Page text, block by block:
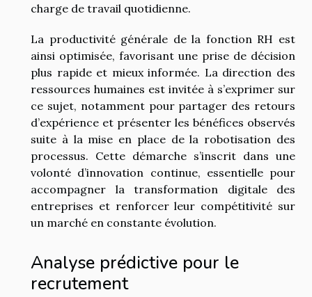
charge de travail quotidienne.
La productivité générale de la fonction RH est
ainsi optimisée, favorisant une prise de décision
plus rapide et mieux informée. La direction des
ressources humaines est invitée à s’exprimer sur
ce sujet, notamment pour partager des retours
d’expérience et présenter les bénéfices observés
suite à la mise en place de la robotisation des
processus. Cette démarche s’inscrit dans une
volonté d’innovation continue, essentielle pour
accompagner la transformation digitale des
entreprises et renforcer leur compétitivité sur
un marché en constante évolution.
Analyse prédictive pour le
recrutement